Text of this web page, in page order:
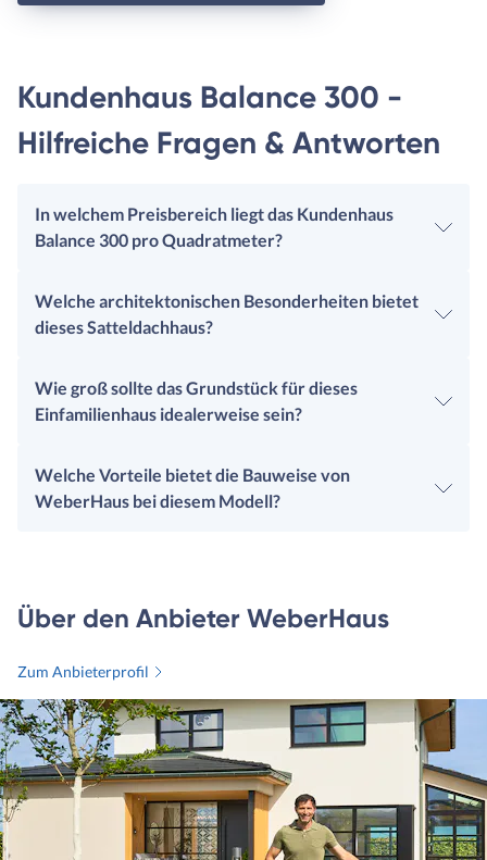
Kundenhaus Balance 300 -
Hilfreiche Fragen & Antworten
In welchem Preisbereich liegt das Kundenhaus
Balance 300 pro Quadratmeter?
Welche architektonischen Besonderheiten bietet
dieses Satteldachhaus?
Wie groß sollte das Grundstück für dieses
Einfamilienhaus idealerweise sein?
Welche Vorteile bietet die Bauweise von
WeberHaus bei diesem Modell?
Über den Anbieter WeberHaus
Zum Anbieterprofil